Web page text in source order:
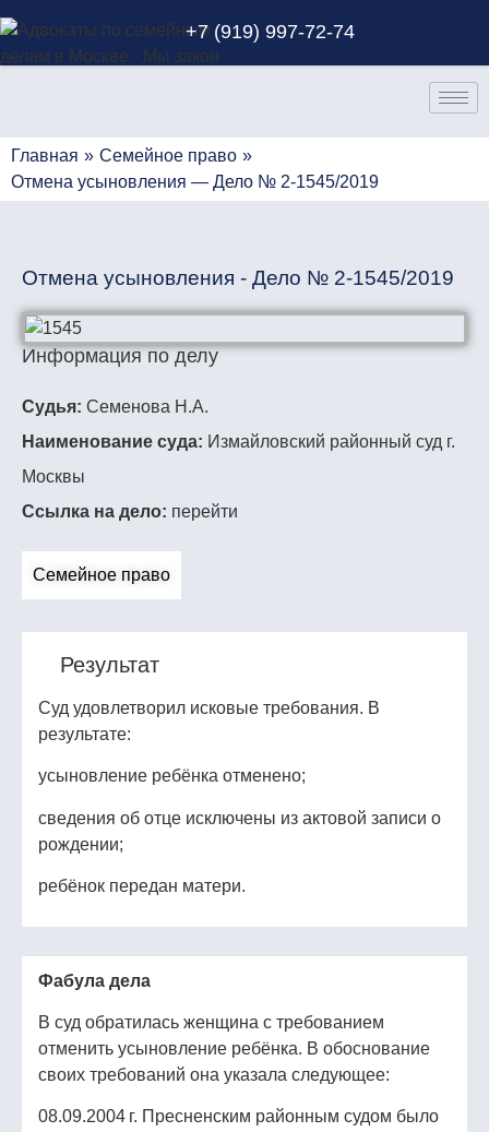
+7 (919) 997-72-74
Главная » Семейное право »
Отмена усыновления — Дело № 2-1545/2019
Отмена усыновления - Дело № 2-1545/2019
Информация по делу
Судья: Семенова Н.А.
Наименование суда: Измайловский районный суд г.
Москвы
Ссылка на дело: перейти
Семейное право
Результат
Суд удовлетворил исковые требования. В
результате:
усыновление ребёнка отменено;
сведения об отце исключены из актовой записи о
рождении;
ребёнок передан матери.
Фабула дела
В суд обратилась женщина с требованием
отменить усыновление ребёнка. В обоснование
своих требований она указала следующее:
08.09.2004 г. Пресненским районным судом было